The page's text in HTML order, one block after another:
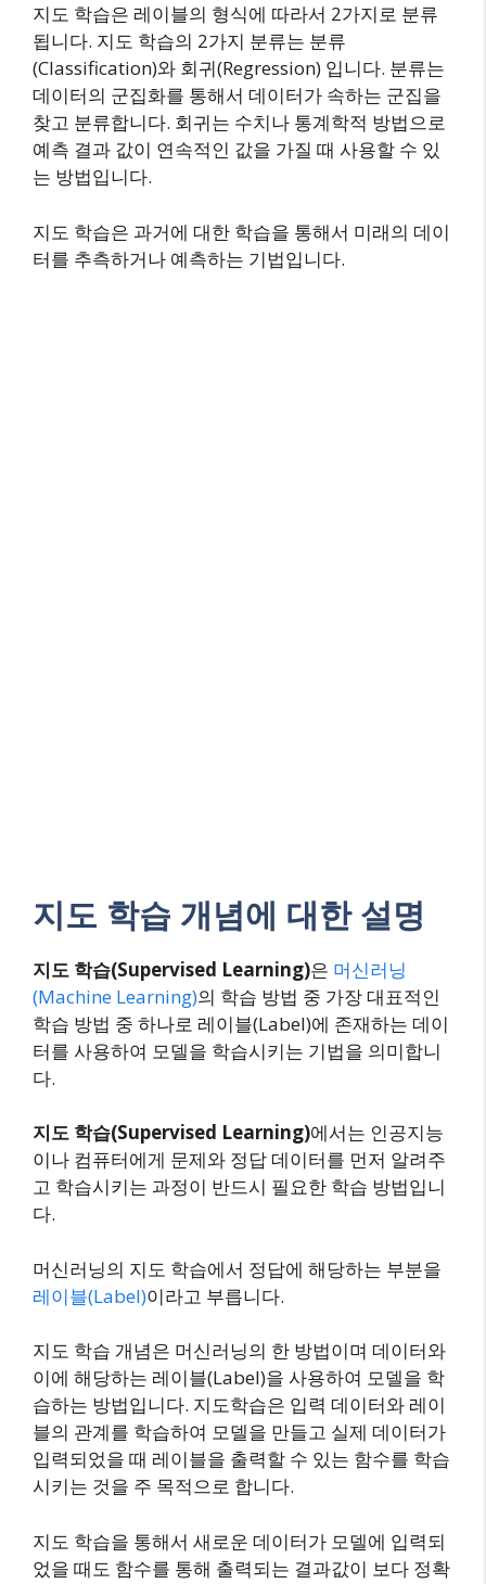
지도 학습은 레이블의 형식에 따라서 2가지로 분류
됩니다. 지도 학습의 2가지 분류는 분류
(Classification)와 회귀(Regression) 입니다. 분류는
데이터의 군집화를 통해서 데이터가 속하는 군집을
찾고 분류합니다. 회귀는 수치나 통계학적 방법으로
예측 결과 값이 연속적인 값을 가질 때 사용할 수 있
는 방법입니다.
지도 학습은 과거에 대한 학습을 통해서 미래의 데이
터를 추측하거나 예측하는 기법입니다.
지도 학습 개념에 대한 설명
지도 학습(Supervised Learning)은 머신러닝
(Machine Learning)의 학습 방법 중 가장 대표적인
학습 방법 중 하나로 레이블(Label)에 존재하는 데이
터를 사용하여 모델을 학습시키는 기법을 의미합니
다.
지도 학습(Supervised Learning)에서는 인공지능
이나 컴퓨터에게 문제와 정답 데이터를 먼저 알려주
고 학습시키는 과정이 반드시 필요한 학습 방법입니
다.
머신러닝의 지도 학습에서 정답에 해당하는 부분을
레이블(Label)이라고 부릅니다.
지도 학습 개념은 머신러닝의 한 방법이며 데이터와
이에 해당하는 레이블(Label)을 사용하여 모델을 학
습하는 방법입니다. 지도학습은 입력 데이터와 레이
블의 관계를 학습하여 모델을 만들고 실제 데이터가
입력되었을 때 레이블을 출력할 수 있는 함수를 학습
시키는 것을 주 목적으로 합니다.
지도 학습을 통해서 새로운 데이터가 모델에 입력되
었을 때도 함수를 통해 출력되는 결과값이 보다 정확